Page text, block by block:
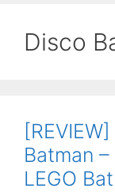
Disco
Batman
LEGO